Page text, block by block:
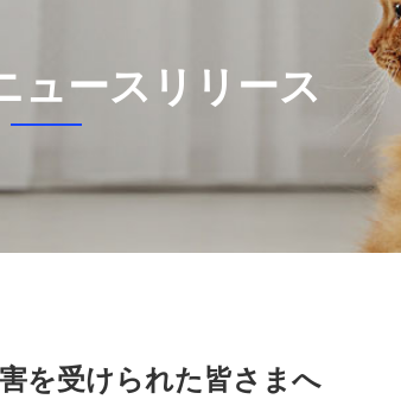
ュースリリース
を受けられた皆さまへ